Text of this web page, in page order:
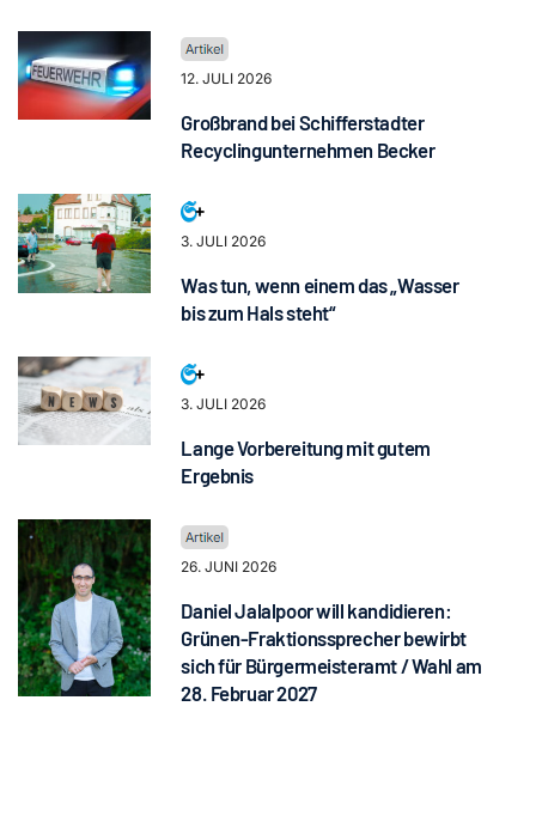
12. JULI 2026
Großbrand bei Schifferstadter
Recyclingunternehmen Becker
3. JULI 2026
Was tun, wenn einem das „Wasser
bis zum Hals steht“
3. JULI 2026
Lange Vorbereitung mit gutem
Ergebnis
26. JUNI 2026
Daniel Jalalpoor will kandidieren:
Grünen-Fraktionssprecher bewirbt
sich für Bürgermeisteramt / Wahl am
28. Februar 2027